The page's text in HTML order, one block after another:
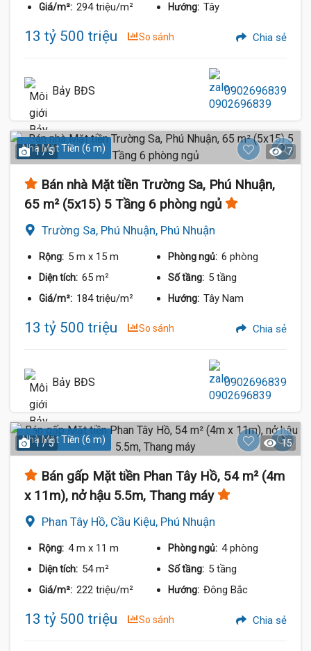
Giá/m²: 294 triệu/m² Hướng: Tây
13 tỷ 500 triệu So sánh Chia sẻ
Bảy BĐS 0902696839
Nhà Mặt Tiền (6 m)
1 / 5 7
Bán nhà Mặt tiền Trường Sa, Phú Nhuận,
65 m² (5x15) 5 Tầng 6 phòng ngủ
Trường Sa, Phú Nhuận, Phú Nhuận
Rộng: 5 m x 15 m Phòng ngủ: 6 phòng
Diện tích: 65 m² Số tầng: 5 tầng
Giá/m²: 184 triệu/m² Hướng: Tây Nam
13 tỷ 500 triệu So sánh Chia sẻ
Bảy BĐS 0902696839
Nhà Mặt Tiền (6 m)
1 / 5 15
Bán gấp Mặt tiền Phan Tây Hồ, 54 m² (4m
x 11m), nở hậu 5.5m, Thang máy
Phan Tây Hồ, Cầu Kiệu, Phú Nhuận
Rộng: 4 m x 11 m Phòng ngủ: 4 phòng
Diện tích: 54 m² Số tầng: 5 tầng
Giá/m²: 222 triệu/m² Hướng: Đông Bắc
13 tỷ 500 triệu So sánh Chia sẻ